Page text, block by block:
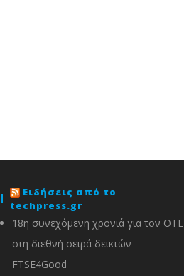
Ειδήσεις από το
techpress.gr
18η συνεχόμενη χρονιά για τον ΟΤΕ
στη διεθνή σειρά δεικτών
FTSE4Good